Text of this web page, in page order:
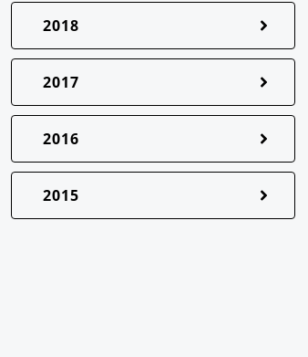
2018
2017
2016
2015